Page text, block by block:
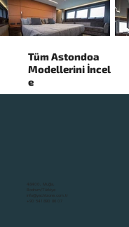
Tüm Astondoa
Modellerini İncel
e
info@yachtzone.com.tr
+90 541 890 86 07